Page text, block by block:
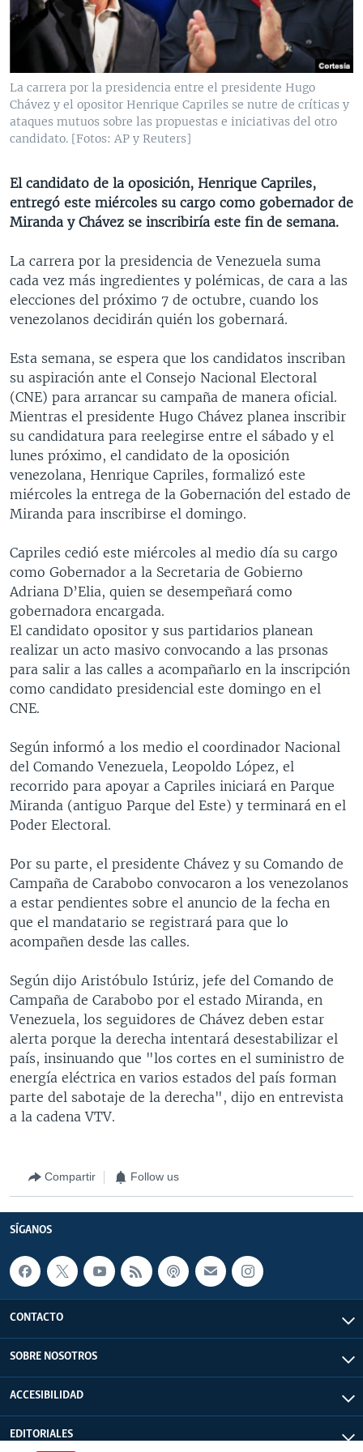
VENEZUELA
BRASIL
NICARAGUA
ECONOMÍA
ENTRETENIMIENTO Y CULTURA
TECNOLOGÍA
DEPORTES
CIENCIA Y SALUD
MULTIMEDIA
VIDEOS
FOTOGRAFÍA
AUDIOS
PROGRAMAS TV
EL MUNDO AL DÍA
FORO INTERAMERICANO
VISIÓN 360
PANORAMA
RADIO
AVANCE INFORMATIVO
AUDIONOTICIAS
ESTADOS UNIDOS AL DÍA
EL MUNDO AL DÍA [RADIO]
DEPORTIVO INTERNACIONAL
NOTA ECONÓMICA
DIRECT
DOCUMENTALES DE LA VOA
SÍGANOS
Idiomas
La carrera por la presidencia entre el presidente Hugo
Chávez y el opositor Henrique Capriles se nutre de críticas y
ataques mutuos sobre las propuestas e iniciativas del otro
candidato. [Fotos: AP y Reuters]
El candidato de la oposición, Henrique Capriles,
entregó este miércoles su cargo como gobernador de
Miranda y Chávez se inscribiría este fin de semana.
La carrera por la presidencia de Venezuela suma
cada vez más ingredientes y polémicas, de cara a las
elecciones del próximo 7 de octubre, cuando los
venezolanos decidirán quién los gobernará.
Esta semana, se espera que los candidatos inscriban
su aspiración ante el Consejo Nacional Electoral
(CNE) para arrancar su campaña de manera oficial.
Mientras el presidente Hugo Chávez planea inscribir
su candidatura para reelegirse entre el sábado y el
lunes próximo, el candidato de la oposición
venezolana, Henrique Capriles, formalizó este
miércoles la entrega de la Gobernación del estado de
Miranda para inscribirse el domingo.
Capriles cedió este miércoles al medio día su cargo
como Gobernador a la Secretaria de Gobierno
Adriana D’Elia, quien se desempeñará como
gobernadora encargada.
El candidato opositor y sus partidarios planean
realizar un acto masivo convocando a las prsonas
para salir a las calles a acompañarlo en la inscripción
como candidato presidencial este domingo en el
CNE.
Según informó a los medio el coordinador Nacional
del Comando Venezuela, Leopoldo López, el
recorrido para apoyar a Capriles iniciará en Parque
Miranda (antiguo Parque del Este) y terminará en el
Poder Electoral.
Por su parte, el presidente Chávez y su Comando de
Campaña de Carabobo convocaron a los venezolanos
a estar pendientes sobre el anuncio de la fecha en
que el mandatario se registrará para que lo
acompañen desde las calles.
Según dijo Aristóbulo Istúriz, jefe del Comando de
Campaña de Carabobo por el estado Miranda, en
Venezuela, los seguidores de Chávez deben estar
alerta porque la derecha intentará desestabilizar el
país, insinuando que "los cortes en el suministro de
energía eléctrica en varios estados del país forman
parte del sabotaje de la derecha", dijo en entrevista
a la cadena VTV.
Compartir Follow us
SÍGANOS
CONTACTO
SOBRE NOSOTROS
ACCESIBILIDAD
EDITORIALES